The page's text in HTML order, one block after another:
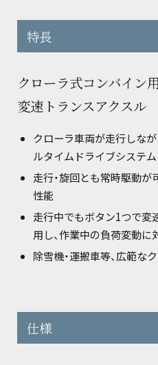
特長
クローラ式コンバイン
変速トランスアクスル
クローラ車両が走行しな
ルタイムドライブシステ
走行・旋回とも常時駆動
性能
走行中でもボタン1つで
用し、作業中の負荷変動に
除雪機・運搬車等、広範な
仕様